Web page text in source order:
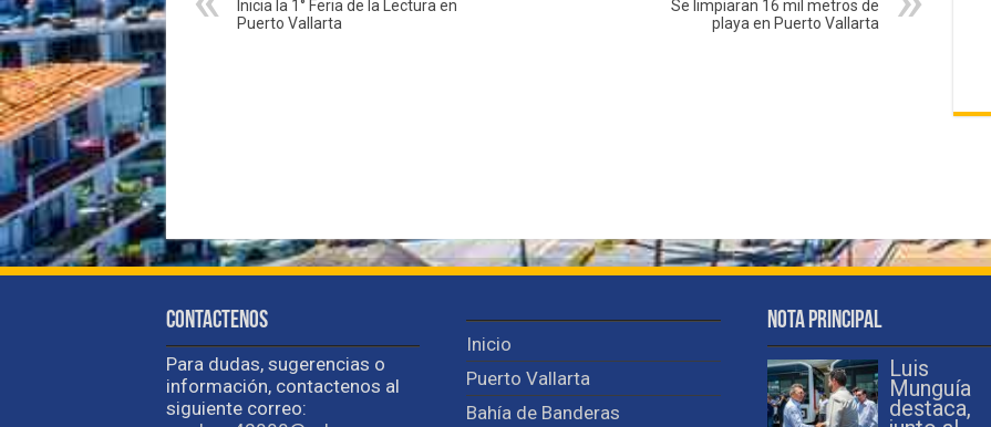
Inicia la 1° Feria de la Lectura en
Puerto Vallarta
Se limpiaran 16 mil metros de
playa en Puerto Vallarta
Contactenos
Para dudas, sugerencias o
información, contactenos al
siguiente correo:
Inicio
Puerto Vallarta
Bahía de Banderas
Nota Principal
Luis
Munguía
destaca,